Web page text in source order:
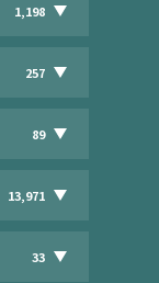
1,198
257
89
13,971
33